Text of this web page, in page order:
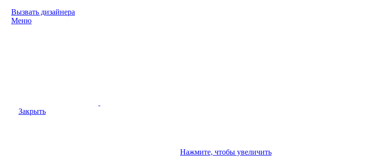
Вызвать дизайнера
Меню
Нажмите, чтобы увеличить
Закрыть